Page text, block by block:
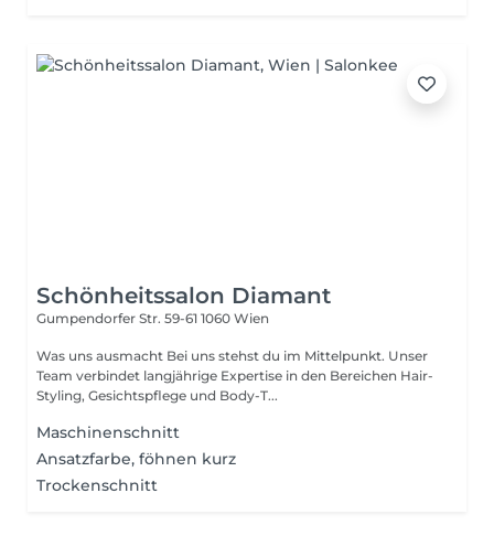
Schönheitssalon Diamant
Gumpendorfer Str. 59-61 1060 Wien
Was uns ausmacht Bei uns stehst du im Mittelpunkt. Unser
Team verbindet langjährige Expertise in den Bereichen Hair-
Styling, Gesichtspflege und Body-T...
Maschinenschnitt
Ansatzfarbe, föhnen kurz
Trockenschnitt